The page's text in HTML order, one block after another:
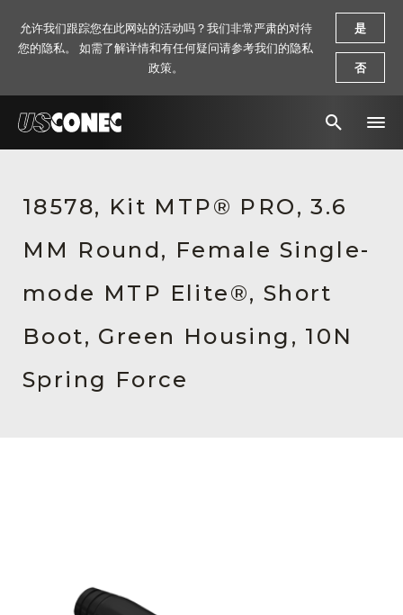
解决方案
产品
资源
关于我们
活动信息
18578, Kit MTP® PRO, 3.6
MM Round, Female Single-
mode MTP Elite®, Short
Boot, Green Housing, 10N
Spring Force
允许我们跟踪您在此网站的活动吗？我们非常严肃的对待
您的隐私。 如需了解详情和有任何疑问请参考我们的隐私
政策。
是
否